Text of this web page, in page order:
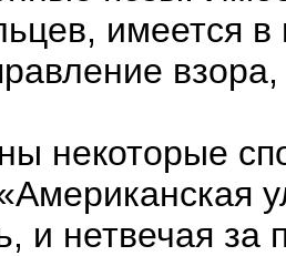
имеется
взора,
некоторые
и нетвечая за